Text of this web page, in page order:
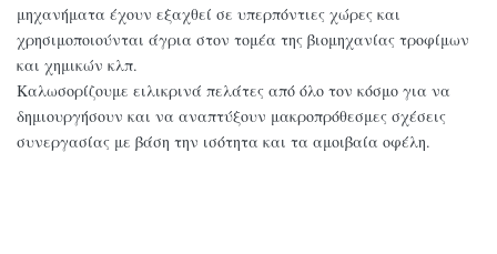
μηχανήματα έχουν εξαχθεί σε υπερπόντιες χώρες και
χρησιμοποιούνται άγρια ​​στον τομέα της βιομηχανίας τροφίμων
και χημικών κλπ.
Καλωσορίζουμε ειλικρινά πελάτες από όλο τον κόσμο για να
δημιουργήσουν και να αναπτύξουν μακροπρόθεσμες σχέσεις
συνεργασίας με βάση την ισότητα και τα αμοιβαία οφέλη.